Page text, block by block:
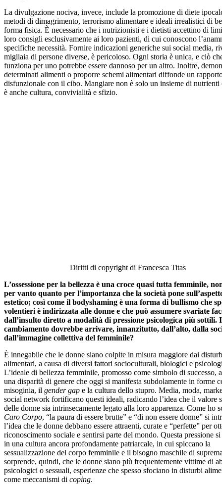
La divulgazione nociva, invece, include la promozione di diete
metodi di dimagrimento, terrorismo alimentare e ideali irrealistici di
forma fisica. È necessario che i nutrizionisti e i dietisti accettino di
loro consigli esclusivamente ai loro pazienti, di cui conoscono
specifiche necessità. Fornire indicazioni generiche sui social media,
migliaia di persone diverse, è pericoloso. Ogni storia è unica, e ciò
funziona per uno potrebbe essere dannoso per un altro. Inoltre,
determinati alimenti o proporre schemi alimentari diffonde un
disfunzionale con il cibo. Mangiare non è solo un insieme di nutrienti
è anche cultura, convivialità e sfizio.
Diritti di copyright di Francesca Titas
L’ossessione per la bellezza è una croce quasi tutta femminile,
per vanto quanto per l’importanza che la società pone
estetico; così come il bodyshaming è una forma di bullismo che
volentieri è indirizzata alle donne e che può assumere svariate
dall’insulto diretto a modalità di pressione psicologica più sottili.
cambiamento dovrebbe arrivare, innanzitutto, dall’alto, dalla
dall’immagine collettiva del femminile?
È innegabile che le donne siano colpite in misura maggiore dai
alimentari, a causa di diversi fattori socioculturali, biologici e
L’ideale di bellezza femminile, promosso come simbolo di successo,
una disparità di genere che oggi si manifesta subdolamente in forme
misoginia, il gender gap e la cultura dello stupro. Media, moda,
social network fortificano questi ideali, radicando l’idea che il valore
delle donne sia intrinsecamente legato alla loro apparenza. Come ho
Caro Corpo, “la paura di essere brutte” e “di non essere donne” si
l’idea che le donne debbano essere attraenti, curate e “perfette” per
riconoscimento sociale e sentirsi parte del mondo. Questa pressione
in una cultura ancora profondamente patriarcale, in cui spiccano la
sessualizzazione del corpo femminile e il bisogno maschile di
sorprende, quindi, che le donne siano più frequentemente vittime di
psicologici o sessuali, esperienze che spesso sfociano in disturbi
come meccanismi di coping.